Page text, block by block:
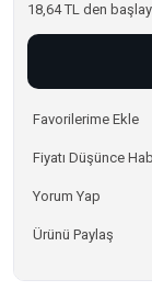
18,64 TL den
Fiyatı Düşünce
Yorum Yap
Ürünü Paylaş